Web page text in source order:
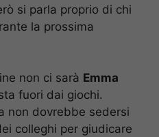
si parla proprio di chi
la prossima
non ci sarà Emma
fuori dai giochi.
non dovrebbe sedersi
colleghi per giudicare